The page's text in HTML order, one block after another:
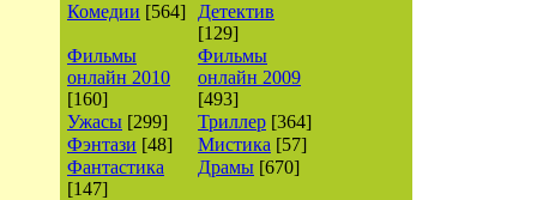
Комедии [564]
Детектив
[129]
Фильмы
онлайн 2010
[160]
Фильмы
онлайн 2009
[493]
Ужасы [299] Триллер [364]
Фэнтази [48] Мистика [57]
Фантастика
[147]
Драмы [670]